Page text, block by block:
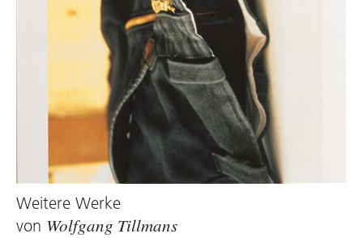
Weitere Werke
von Wolfgang Tillmans